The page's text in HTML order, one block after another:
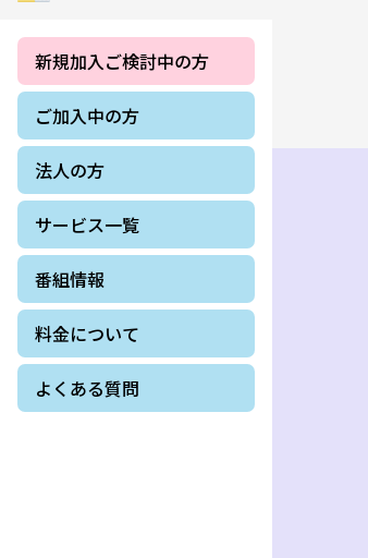
新規加入ご検討中の方
ご加入中の方
法人の方
サービス一覧
番組情報
料金について
よくある質問